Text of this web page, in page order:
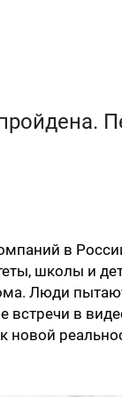
в
школы и
Люди
в